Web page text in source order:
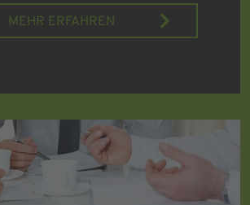
MEHR ERFAHREN